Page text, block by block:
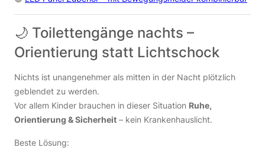
🌙 Toilettengänge nachts –
Orientierung statt Lichtschock
Nichts ist unangenehmer als mitten in der Nacht plötzlich
geblendet zu werden.
Vor allem Kinder brauchen in dieser Situation Ruhe,
Orientierung & Sicherheit – kein Krankenhauslicht.
Beste Lösung: